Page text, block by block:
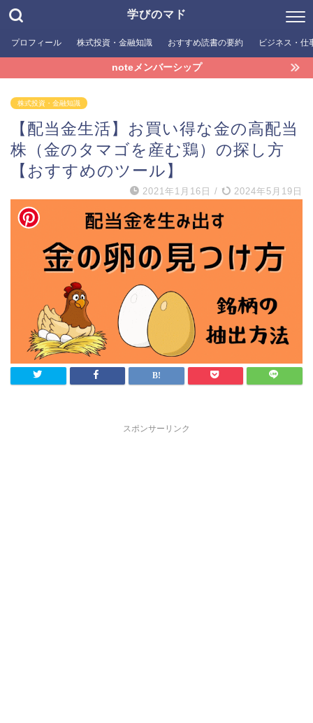
学びのマド
プロフィール 株式投資・金融知識 おすすめ読書の要約 ビジネス・仕
noteメンバーシップ
株式投資・金融知識
【配当金生活】お買い得な金の高配当
株（金のタマゴを産む鶏）の探し方
【おすすめのツール】
2021年1月16日 / 2024年5月19日
スポンサーリンク